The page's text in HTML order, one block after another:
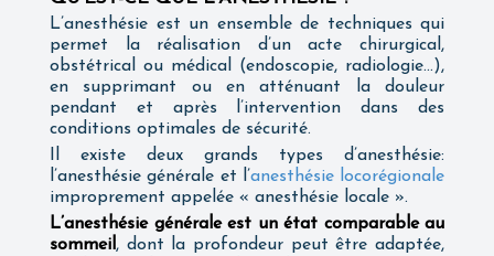
L’anesthésie est un ensemble de techniques qui
permet la réalisation d’un acte chirurgical,
obstétrical ou médical (endoscopie, radiologie…),
en supprimant ou en atténuant la douleur
pendant et après l’intervention dans des
conditions optimales de sécurité.
Il existe deux grands types d’anesthésie:
l’anesthésie générale et l’anesthésie locorégionale
improprement appelée « anesthésie locale ».
L’anesthésie générale est un état comparable au
sommeil , dont la profondeur peut être adaptée,